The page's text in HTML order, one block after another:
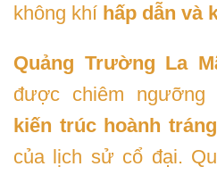
không khí hấp dẫn và
Quảng Trường La
được chiêm ngưỡng
kiến trúc hoành tráng
của lịch sử cổ đại.